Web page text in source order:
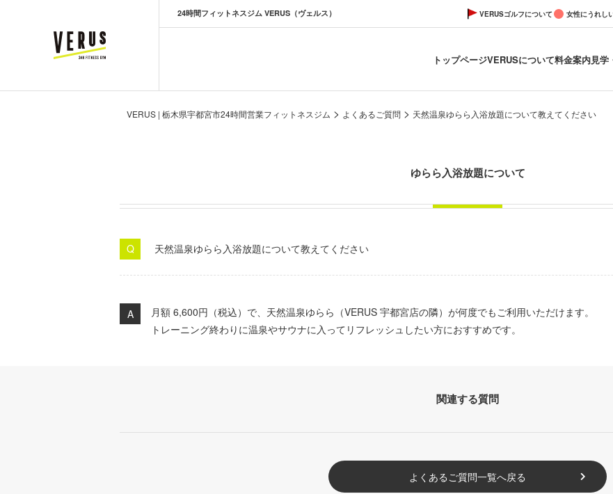
VERUS ヴェルス
24時間フィットネスジム VERUS（ヴェルス） VERUSゴルフについて 女性にうれし
トップページVERUSについて料金案内見学
VERUS | 栃木県宇都宮市24時間営業フィットネスジム > よくあるご質問 > 天然温泉ゆらら入浴放題について教えてください
ゆらら入浴放題について
天然温泉ゆらら入浴放題について教えてください
月額 6,600円 （税込） で、天然温泉ゆらら （VERUS 宇都宮店の隣） が何度でもご利用いただけます。
トレーニング終わりに温泉やサウナに入ってリフレッシュしたい方におすすめです。
関連する質問
よくあるご質問一覧へ戻る